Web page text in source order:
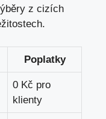
z cizích
Poplatky
0 Kč pro
klienty